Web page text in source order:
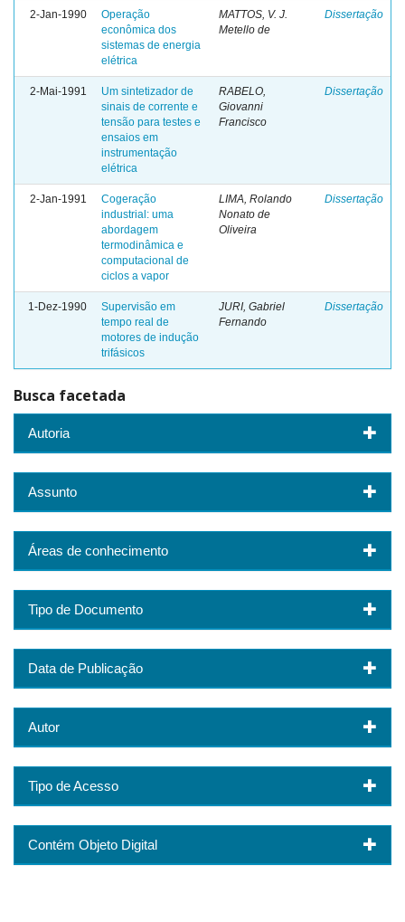
2-Jan-1990
Operação
econômica dos
sistemas de energia
elétrica
MATTOS, V. J.
Metello de
Dissertação
2-Mai-1991
Um sintetizador de
sinais de corrente e
tensão para testes e
ensaios em
instrumentação
elétrica
RABELO,
Giovanni
Francisco
Dissertação
2-Jan-1991
Cogeração
industrial: uma
abordagem
termodinâmica e
computacional de
ciclos a vapor
LIMA, Rolando
Nonato de
Oliveira
Dissertação
1-Dez-1990
Supervisão em
tempo real de
motores de indução
trifásicos
JURI, Gabriel
Fernando
Dissertação
Busca facetada
Autoria
Assunto
Áreas de conhecimento
Tipo de Documento
Data de Publicação
Autor
Tipo de Acesso
Contém Objeto Digital